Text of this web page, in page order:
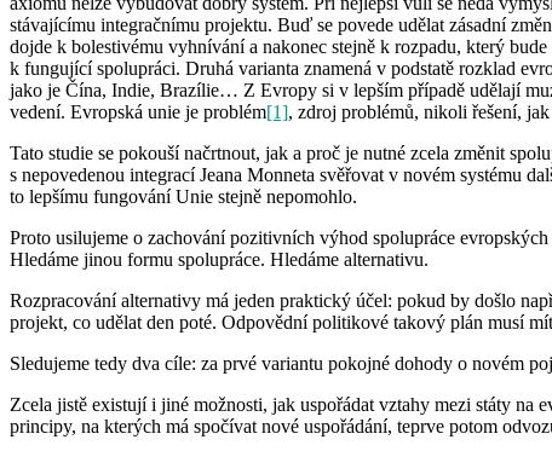
stávajícímu integračnímu projektu. Buď se povede udělat zásadní
dojde k bolestivému vyhnívání a nakonec stejně k rozpadu, který
k fungující spolupráci. Druhá varianta znamená v podstatě rozklad
jako je Čína, Indie, Brazílie… Z Evropy si v lepším případě udělají
vedení. Evropská unie je problém[1], zdroj problémů, nikoli řešení,
Tato studie se pokouší načrtnout, jak a proč je nutné zcela změnit
s nepovedenou integrací Jeana Monneta svěřovat v novém systému
to lepšímu fungování Unie stejně nepomohlo.
Proto usilujeme o zachování pozitivních výhod spolupráce
Hledáme jinou formu spolupráce. Hledáme alternativu.
Rozpracování alternativy má jeden praktický účel: pokud by došlo
projekt, co udělat den poté. Odpovědní politikové takový plán musí
Sledujeme tedy dva cíle: za prvé variantu pokojné dohody o novém
Zcela jistě existují i jiné možnosti, jak uspořádat vztahy mezi státy na
principy, na kterých má spočívat nové uspořádání, teprve potom